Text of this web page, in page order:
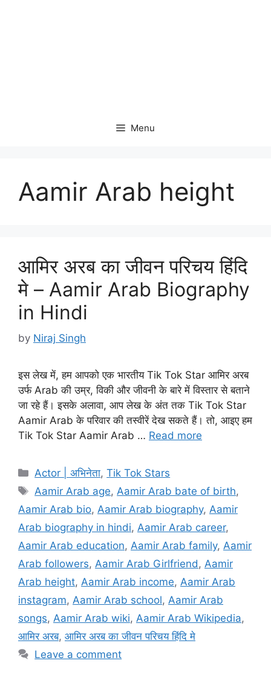
Menu
Aamir Arab height
आमिर अरब का जीवन परिचय हिंदि
मे – Aamir Arab Biography
in Hindi
by Niraj Singh
इस लेख में, हम आपको एक भारतीय Tik Tok Star आमिर अरब
उर्फ Arab की उम्र, विकी और जीवनी के बारे में विस्तार से बताने
जा रहे हैं। इसके अलावा, आप लेख के अंत तक Tik Tok Star
Aamir Arab के परिवार की तस्वीरें देख सकते हैं। तो, आइए हम
Tik Tok Star Aamir Arab … Read more
Categories
Actor | अभिनेता,Tik Tok Stars
Tags
Aamir Arab age,Aamir Arab bate of birth,
Aamir Arab bio, Aamir Arab biography, Aamir
Arab biography in hindi, Aamir Arab career,
Aamir Arab education, Aamir Arab family, Aamir
Arab followers, Aamir Arab Girlfriend, Aamir
Arab height, Aamir Arab income, Aamir Arab
instagram, Aamir Arab school, Aamir Arab
songs, Aamir Arab wiki, Aamir Arab Wikipedia,
आमिर अरब, आमिर अरब का जीवन परिचय हिंदि मे
Leave a comment